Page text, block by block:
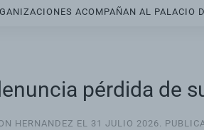
ACOMPAÑAN AL
pérdida de
HERNANDEZ EL 31 JULIO 2026.